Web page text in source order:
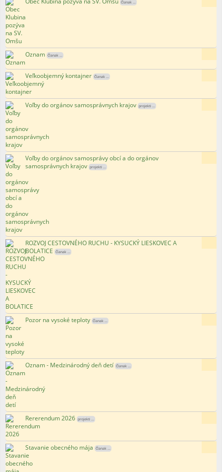
Članak ...
Oznam Članak ...
Veľkoobjemný kontajner Članak ...
Voľby do orgánov samosprávnych krajov projekti ...
Voľby do orgánov samosprávy obcí a do orgánov
samosprávnych krajov projekti ...
ROZVOJ CESTOVNÉHO RUCHU - KYSUCKÝ LIESKOVEC A
BOLATICE Članak ...
Pozor na vysoké teploty Članak ...
Oznam - Medzinárodný deň detí Članak ...
Rererendum 2026 projekti ...
Stavanie obecného mája Članak ...